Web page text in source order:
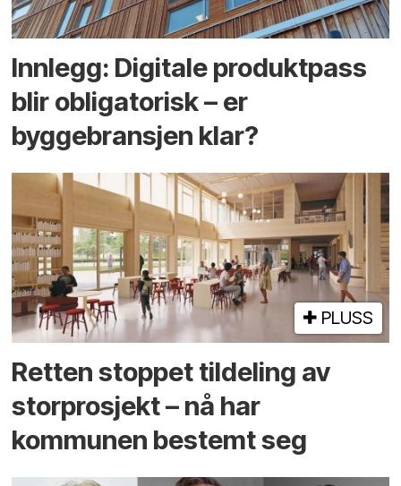
Innlegg: Digitale produktpass
blir obligatorisk – er
byggebransjen klar?
PLUSS
Retten stoppet tildeling av
storprosjekt – nå har
kommunen bestemt seg